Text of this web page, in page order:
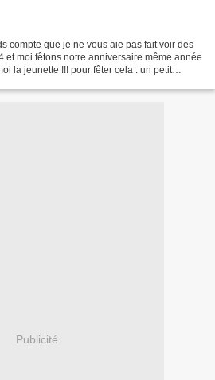
compte que je ne vous aie pas fait voir des
et moi fêtons notre anniversaire même année
la jeunette !!! pour fêter cela : un petit
Publicité